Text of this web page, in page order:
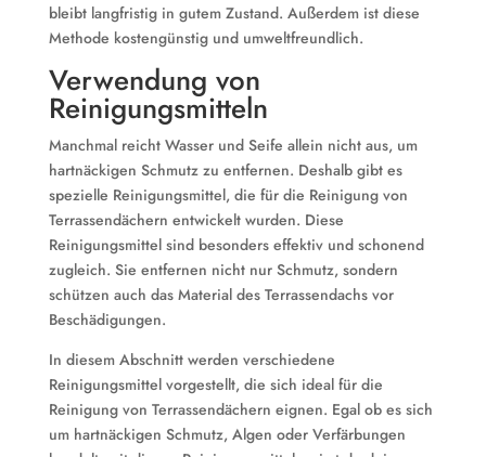
bleibt langfristig in gutem Zustand. Außerdem ist diese
Methode kostengünstig und umweltfreundlich.
Verwendung von
Reinigungsmitteln
Manchmal reicht Wasser und Seife allein nicht aus, um
hartnäckigen Schmutz zu entfernen. Deshalb gibt es
spezielle Reinigungsmittel, die für die Reinigung von
Terrassendächern entwickelt wurden. Diese
Reinigungsmittel sind besonders effektiv und schonend
zugleich. Sie entfernen nicht nur Schmutz, sondern
schützen auch das Material des Terrassendachs vor
Beschädigungen.
In diesem Abschnitt werden verschiedene
Reinigungsmittel vorgestellt, die sich ideal für die
Reinigung von Terrassendächern eignen. Egal ob es sich
um hartnäckigen Schmutz, Algen oder Verfärbungen